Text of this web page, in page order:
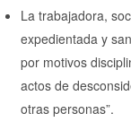
La trabajadora,
expedientada y
por motivos
actos de
otras personas”.